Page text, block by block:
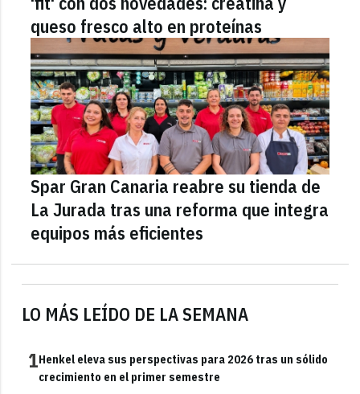
LO MÁS LEÍDO DE LA SEMANA
1Henkel eleva sus perspectivas para 2026 tras un sólido
crecimiento en el primer semestre
queso fresco alto en proteínas
Spar Gran Canaria reabre su tienda de
La Jurada tras una reforma que integra
equipos más eficientes